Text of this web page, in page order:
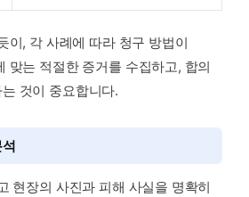
이, 각 사례에 따라 청구 방법이
맞는 적절한 증거를 수집하고, 합의
것이 중요합니다.
현장의 사진과 피해 사실을 명확히